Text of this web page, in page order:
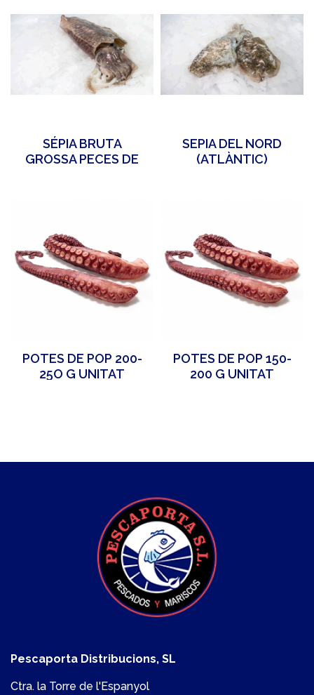
SÉPIA BRUTA
GROSSA PECES DE
SEPIA DEL NORD
(ATLÀNTIC)
POTES DE POP 200-
25O G UNITAT
POTES DE POP 150-
200 G UNITAT
Pescaporta Distribucions, SL
Ctra. la Torre de l'Espanyol